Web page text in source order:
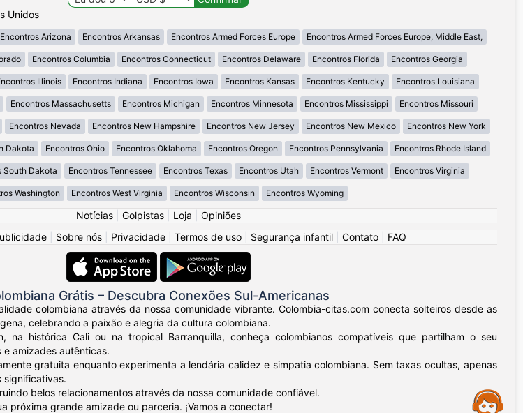
Unidos
Encontros Arizona Encontros Arkansas Encontros Armed Forces Europe Encontros Armed Forces Europe, Middle East,
Encontros Columbia Encontros Connecticut Encontros Delaware Encontros Florida Encontros Georgia
Illinois Encontros Indiana Encontros Iowa Encontros Kansas Encontros Kentucky Encontros Louisiana
Encontros Massachusetts Encontros Michigan Encontros Minnesota Encontros Mississippi Encontros Missouri
Encontros Nevada Encontros New Hampshire Encontros New Jersey Encontros New Mexico Encontros New York
Dakota Encontros Ohio Encontros Oklahoma Encontros Oregon Encontros Pennsylvania Encontros Rhode Island
South Dakota Encontros Tennessee Encontros Texas Encontros Utah Encontros Vermont Encontros Virginia
Washington Encontros West Virginia Encontros Wisconsin Encontros Wyoming
Notícias Golpistas Loja
Opiniões
Sobre nós Privacidade Termos de uso Segurança infantil Contato FAQ
Grátis – Descubra Conexões Sul-Americanas
colombiana através da nossa comunidade vibrante. Colombia-citas.com conecta solteiros desde as
celebrando a paixão e alegria da cultura colombiana.
na histórica Cali ou na tropical Barranquilla, conheça colombianos compatíveis que partilham o seu
e amizades autênticas.
gratuita enquanto experimenta a lendária calidez e simpatia colombiana. Sem taxas ocultas, apenas
significativas.
belos relacionamentos através da nossa comunidade confiável.
próxima grande amizade ou parceria. ¡Vamos a conectar!
Assistance